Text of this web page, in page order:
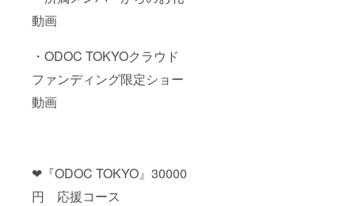
動画
・ODOC TOKYOクラウド
ファンディング限定ショー
動画
❤︎『ODOC TOKYO』30000
円 応援コース